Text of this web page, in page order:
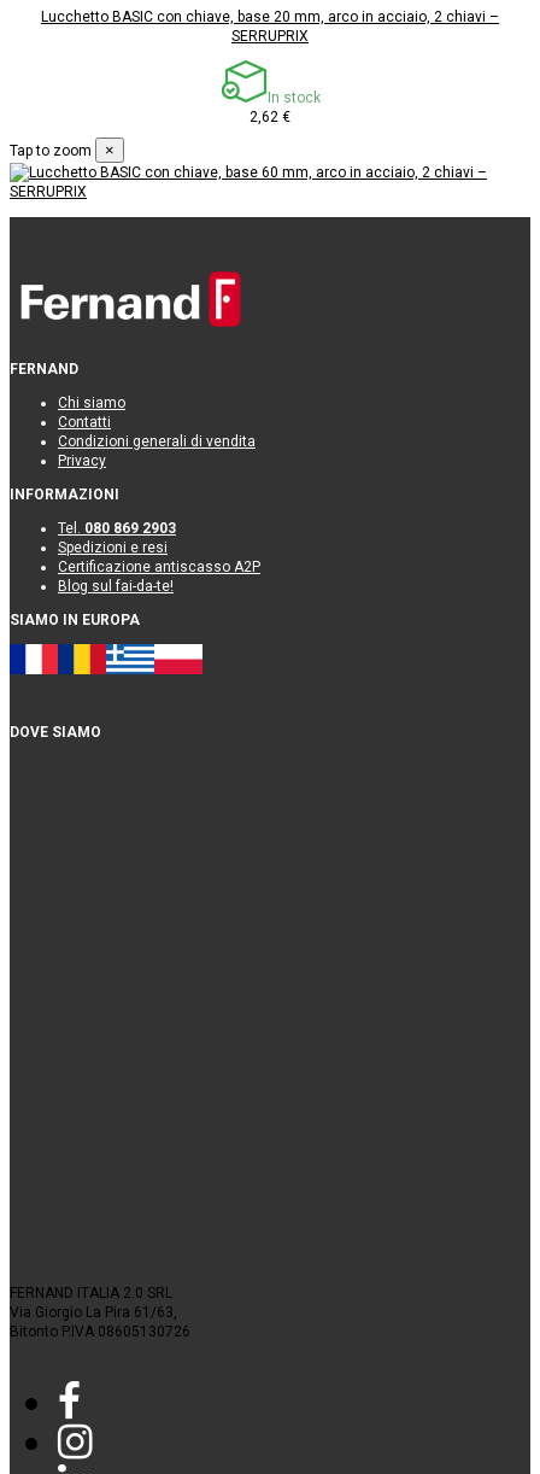
Lucchetto BASIC con chiave, base 20 mm, arco in acciaio, 2 chiavi –
SERRUPRIX
In stock
2,62 €
Tap to zoom
×
FERNAND
Chi siamo
Contatti
Condizioni generali di vendita
Privacy
INFORMAZIONI
Tel. 080 869 2903
Spedizioni e resi
Certificazione antiscasso A2P
Blog sul fai-da-te!
SIAMO IN EUROPA
DOVE SIAMO
FERNAND ITALIA 2.0 SRL
Via Giorgio La Pira 61/63,
Bitonto P.IVA 08605130726